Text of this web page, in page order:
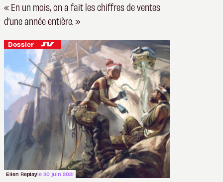
« En un mois, on a fait les chiffres de ventes
d’une année entière. »
Dossier
Ellen Replayle 30 juin 2021